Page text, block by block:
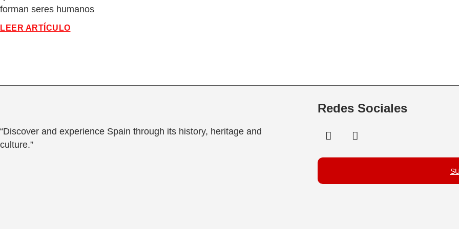
forman seres humanos
LEER ARTÍCULO
“Discover and experience Spain through its history, heritage and
culture.”
Redes Sociales